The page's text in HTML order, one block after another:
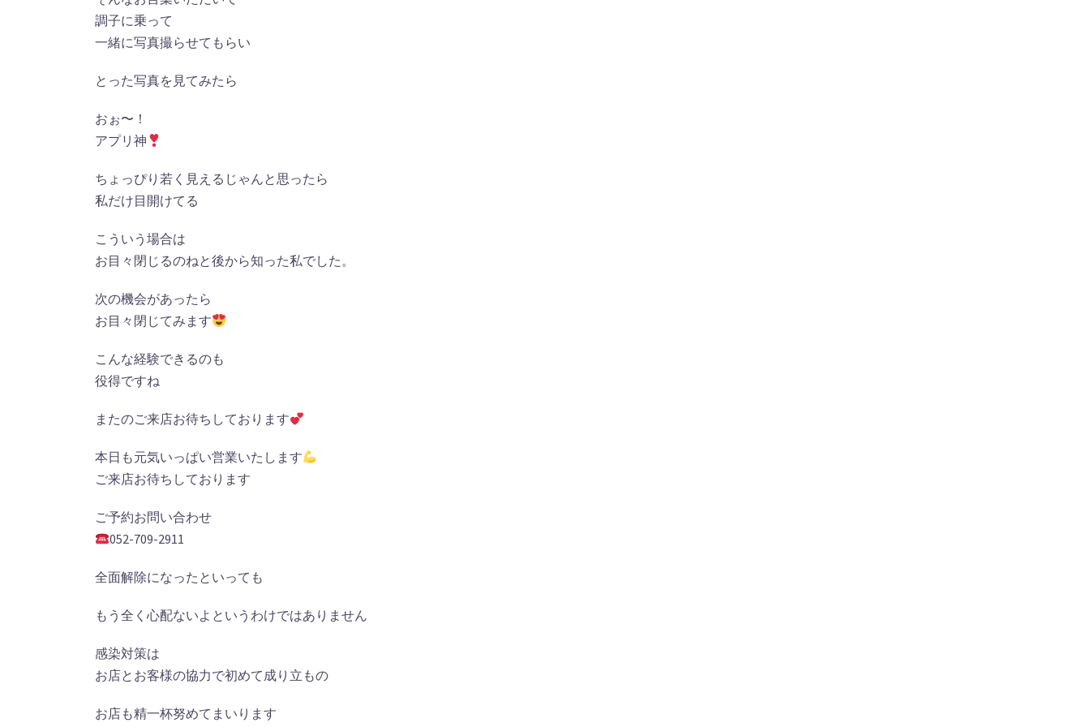
調子に乗って
一緒に写真撮らせてもらい
とった写真を見てみたら
おぉ〜！
アプリ神
ちょっぴり若く見えるじゃんと思ったら
私だけ目開けてる
こういう場合は
お目々閉じるのねと後から知った私でした。
次の機会があったら
お目々閉じてみます
こんな経験できるのも
役得ですね
またのご来店お待ちしております
本日も元気いっぱい営業いたします
ご来店お待ちしております
ご予約お問い合わせ
052-709-2911
全面解除になったといっても
もう全く心配ないよというわけではありません
感染対策は
お店とお客様の協力で初めて成り立もの
お店も精一杯努めてまいります